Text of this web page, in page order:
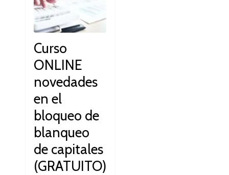
Curso
ONLINE
novedades
en el
bloqueo de
blanqueo
de capitales
(GRATUITO)